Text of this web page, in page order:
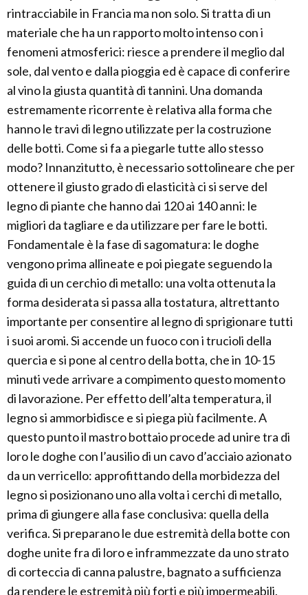
rintracciabile in Francia ma non solo. Si tratta di un
materiale che ha un rapporto molto intenso con i
fenomeni atmosferici: riesce a prendere il meglio dal
sole, dal vento e dalla pioggia ed è capace di conferire
al vino la giusta quantità di tannini. Una domanda
estremamente ricorrente è relativa alla forma che
hanno le travi di legno utilizzate per la costruzione
delle botti. Come si fa a piegarle tutte allo stesso
modo? Innanzitutto, è necessario sottolineare che per
ottenere il giusto grado di elasticità ci si serve del
legno di piante che hanno dai 120 ai 140 anni: le
migliori da tagliare e da utilizzare per fare le botti.
Fondamentale è la fase di sagomatura: le doghe
vengono prima allineate e poi piegate seguendo la
guida di un cerchio di metallo: una volta ottenuta la
forma desiderata si passa alla tostatura, altrettanto
importante per consentire al legno di sprigionare tutti
i suoi aromi. Si accende un fuoco con i trucioli della
quercia e si pone al centro della botta, che in 10-15
minuti vede arrivare a compimento questo momento
di lavorazione. Per effetto dell’alta temperatura, il
legno si ammorbidisce e si piega più facilmente. A
questo punto il mastro bottaio procede ad unire tra di
loro le doghe con l’ausilio di un cavo d’acciaio azionato
da un verricello: approfittando della morbidezza del
legno si posizionano uno alla volta i cerchi di metallo,
prima di giungere alla fase conclusiva: quella della
verifica. Si preparano le due estremità della botte con
doghe unite fra di loro e inframmezzate da uno strato
di corteccia di canna palustre, bagnato a sufficienza
da rendere le estremità più forti e più impermeabili.